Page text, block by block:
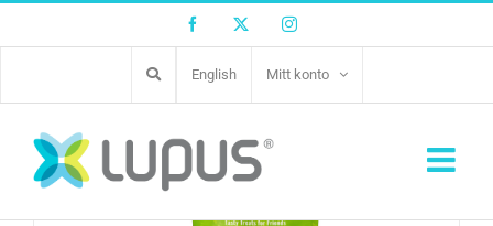
Facebook Twitter Instagram
English Mitt konto